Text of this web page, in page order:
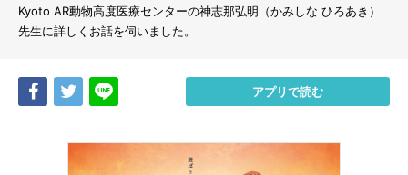
Kyoto AR動物高度医療センターの神志那弘明（かみしな ひろあき）
先生に詳しくお話を伺いました。
Share Tweet アプリで読む